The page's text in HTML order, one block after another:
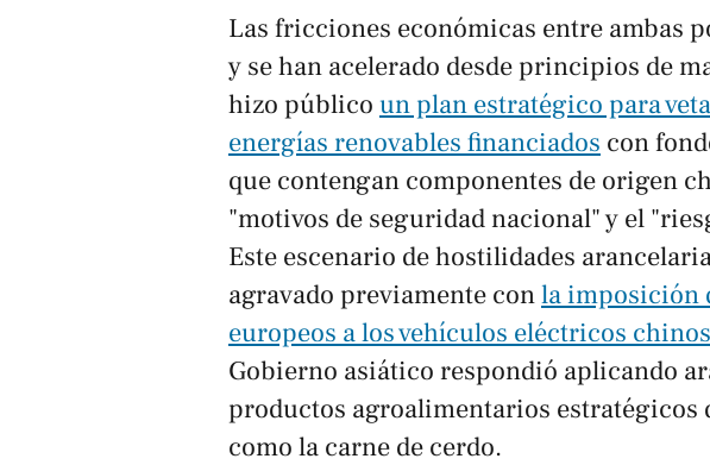
Las fricciones económicas entre ambas
y se han acelerado desde principios de
hizo público un plan estratégico para
energías renovables financiados con
que contengan componentes de origen
"motivos de seguridad nacional" y el
Este escenario de hostilidades
agravado previamente conla imposición
europeos a los vehículos eléctricos chinos
Gobierno asiático respondió aplicando
productos agroalimentarios estratégicos
como la carne de cerdo.